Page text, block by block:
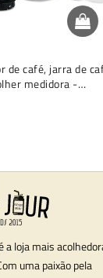
de café, jarra de
medidora -
a loja mais
uma paixão pela